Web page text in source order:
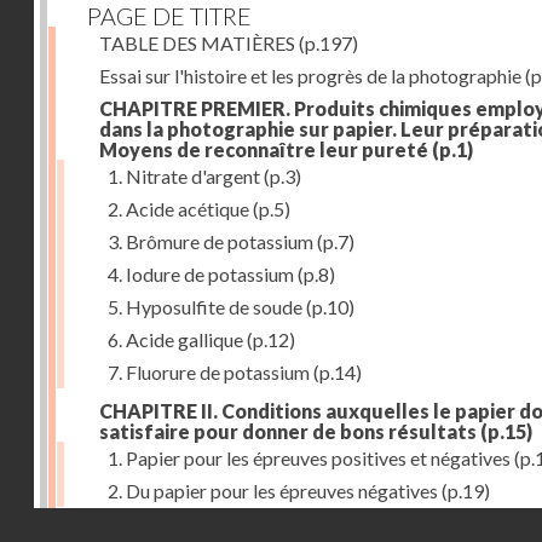
PAGE DE TITRE
TABLE DES MATIÈRES (p.197)
Essai sur l'histoire et les progrès de la photographie
CHAPITRE PREMIER. Produits chimiques
dans la photographie sur papier. Leur
Moyens de reconnaître leur pureté (p.1)
1. Nitrate d'argent(p.3)
2. Acide acétique(p.5)
3. Brômure de potassium(p.7)
4. Iodure de potassium(p.8)
5. Hyposulfite de soude(p.10)
6. Acide gallique(p.12)
7. Fluorure de potassium(p.14)
CHAPITRE II. Conditions auxquelles le papier
satisfaire pour donner de bons résultats (p.15)
1. Papier pour les épreuves positives et négatives
2. Du papier pour les épreuves négatives (p.19)